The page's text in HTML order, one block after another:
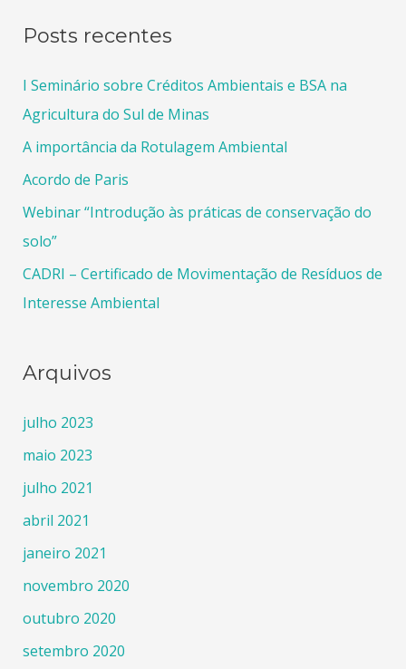
Posts recentes
I Seminário sobre Créditos Ambientais e BSA na
Agricultura do Sul de Minas
A importância da Rotulagem Ambiental
Acordo de Paris
Webinar “Introdução às práticas de conservação do
solo”
CADRI – Certificado de Movimentação de Resíduos de
Interesse Ambiental
Arquivos
julho 2023
maio 2023
julho 2021
abril 2021
janeiro 2021
novembro 2020
outubro 2020
setembro 2020